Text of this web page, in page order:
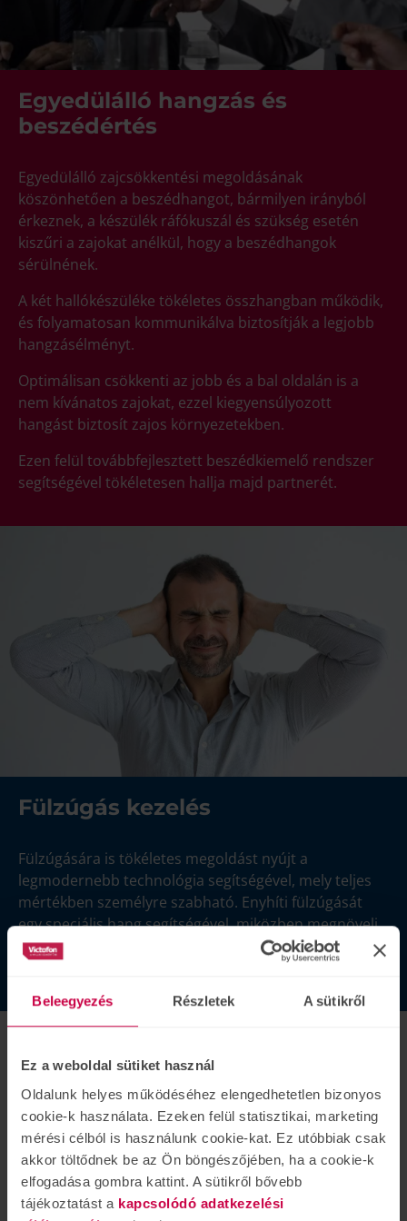
Beleegyezés Részletek A sütikről
Ez a weboldal sütiket használ
Oldalunk helyes működéséhez elengedhetetlen bizonyos
cookie-k használata. Ezeken felül statisztikai, marketing
mérési célból is használunk cookie-kat. Ez utóbbiak csak
akkor töltődnek be az Ön böngészőjében, ha a cookie-k
elfogadása gombra kattint. A sütikről bővebb
tájékoztatást a kapcsolódó adatkezelési
Egyedülálló hangzás és
beszédértés
Egyedülálló zajcsökkentési megoldásának
köszönhetően a beszédhangot, bármilyen irányból
érkeznek, a készülék ráfókuszál és szükség esetén
kiszűri a zajokat anélkül, hogy a beszédhangok
sérülnének.
A két hallókészüléke tökéletes összhangban működik,
és folyamatosan kommunikálva biztosítják a legjobb
hangzásélményt.
Optimálisan csökkenti az jobb és a bal oldalán is a
nem kívánatos zajokat, ezzel kiegyensúlyozott
hangást biztosít zajos környezetekben.
Ezen felül továbbfejlesztett beszédkiemelő rendszer
segítségével tökéletesen hallja majd partnerét.
Fülzúgás kezelés
Fülzúgására is tökéletes megoldást nyújt a
legmodernebb technológia segítségével, mely teljes
mértékben személyre szabható. Enyhíti fülzúgását
egy speciális hang segítségével, miközben megnöveli
azoknak a hangoknak az erejét, amelyeket hallani
Nem kell törődnie a kényelmetlenségekkel – így a
hallókészüléket érő izzadságcseppekkel sem. Az IP68
védettség azt jelenti, hogy az Enchant ellenáll a
mindennapi mozgásból adódó izzadásnak, a spontán
rácsöppenő folyadékoknak és az általános por és
törmelék szennyeződéseknek. Amennyiben a
készüléket víz éri, kiszáradás után, új elemmel azonnal